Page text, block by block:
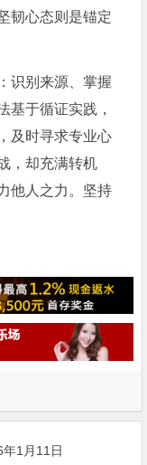
韧心态则是锚定
识别来源、掌握
基于循证实践，
及时寻求专业心
，却充满转机
他人之力。坚持
1月11日